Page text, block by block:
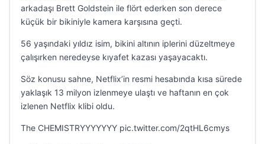
arkadaşı Brett Goldstein ile flört ederken son derece
küçük bir bikiniyle kamera karşısına geçti.
56 yaşındaki yıldız isim, bikini altının iplerini düzeltmeye
çalışırken neredeyse kıyafet kazası yaşayacaktı.
Söz konusu sahne, Netflix’in resmi hesabında kısa sürede
yaklaşık 13 milyon izlenmeye ulaştı ve haftanın en çok
izlenen Netflix klibi oldu.
The CHEMISTRYYYYYYY pic.twitter.com/2qtHL6cmys